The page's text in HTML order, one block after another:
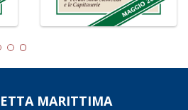
MARITTIMA